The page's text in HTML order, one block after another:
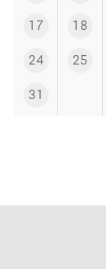
17 18
24 25
31